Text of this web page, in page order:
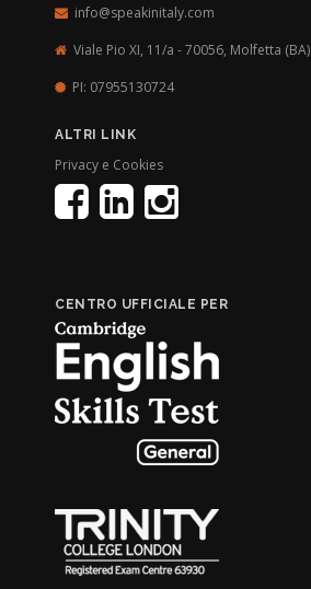
info@speakinitaly.com
Viale Pio XI, 11/a - 70056, Molfetta (BA)
PI: 07955130724
ALTRI LINK
Privacy e Cookies
CENTRO UFFICIALE PER